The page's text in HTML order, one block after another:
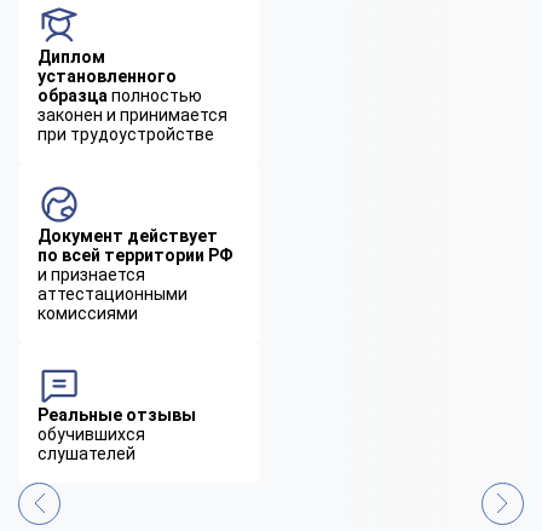
Диплом
установленного
образца полностью
законен и принимается
при трудоустройстве
Документ действует
по всей территории РФ
и признается
аттестационными
комиссиями
Реальные отзывы
обучившихся
слушателей